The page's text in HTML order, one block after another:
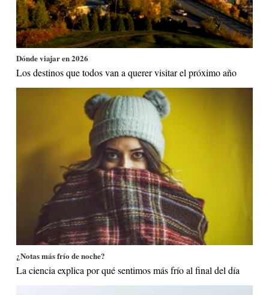
Dónde viajar en 2026
Los destinos que todos van a querer visitar el próximo año
¿Notas más frío de noche?
La ciencia explica por qué sentimos más frío al final del día